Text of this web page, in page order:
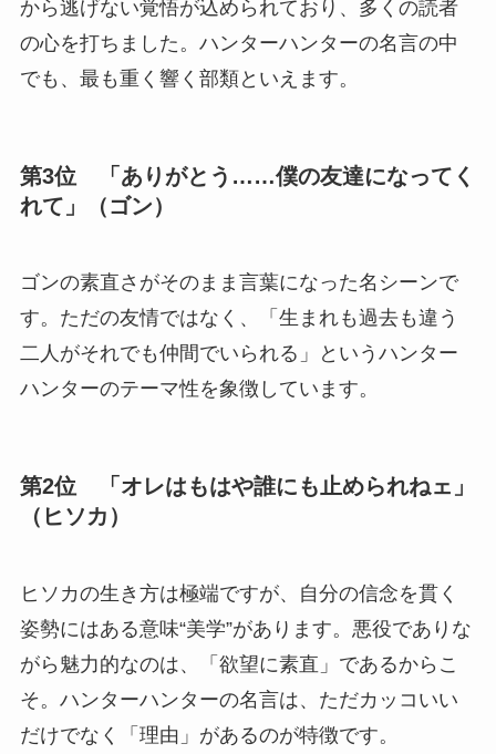
から逃げない覚悟が込められており、多くの読者
の心を打ちました。ハンターハンターの名言の中
でも、最も重く響く部類といえます。
第3位 「ありがとう……僕の友達になってく
れて」（ゴン）
ゴンの素直さがそのまま言葉になった名シーンで
す。ただの友情ではなく、「生まれも過去も違う
二人がそれでも仲間でいられる」というハンター
ハンターのテーマ性を象徴しています。
第2位 「オレはもはや誰にも止められねェ」
（ヒソカ）
ヒソカの生き方は極端ですが、自分の信念を貫く
姿勢にはある意味“美学”があります。悪役でありな
がら魅力的なのは、「欲望に素直」であるからこ
そ。ハンターハンターの名言は、ただカッコいい
だけでなく「理由」があるのが特徴です。